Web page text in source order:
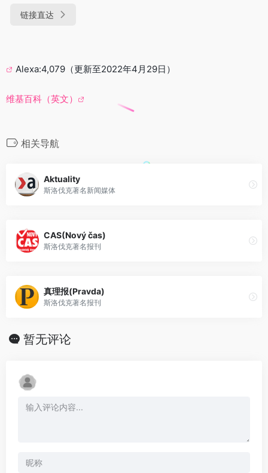
链接直达
Alexa:4,079（更新至2022年4月29日）
维基百科（英文）
相关导航
Aktuality
斯洛伐克著名新闻媒体
CAS(Nový čas)
斯洛伐克著名报刊
真理报(Pravda)
斯洛伐克著名报刊
暂无评论